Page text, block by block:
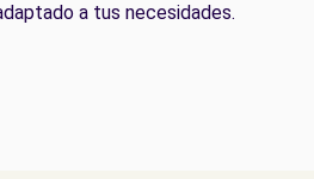
a tus necesidades.